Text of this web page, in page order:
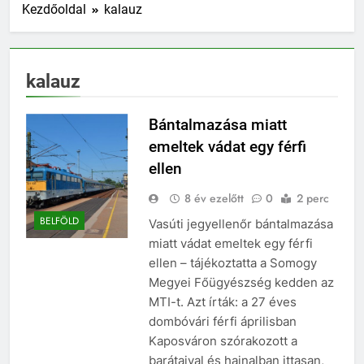
Kezdőoldal kalauz
kalauz
BELFÖLD
Bántalmazása miatt
emeltek vádat egy férfi
ellen
8 év ezelőtt 0 2 perc
Vasúti jegyellenőr bántalmazása
miatt vádat emeltek egy férfi
ellen – tájékoztatta a Somogy
Megyei Főügyészség kedden az
MTI-t. Azt írták: a 27 éves
dombóvári férfi áprilisban
Kaposváron szórakozott a
barátaival és hajnalban ittasan,